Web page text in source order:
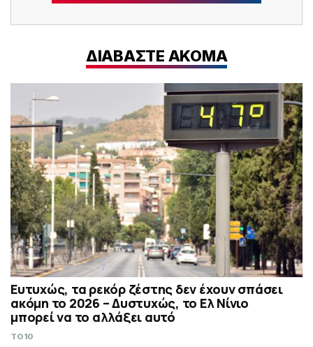
ΔΙΑΒΑΣΤΕ ΑΚΟΜΑ
Ευτυχώς, τα ρεκόρ ζέστης δεν έχουν σπάσει
ακόμη το 2026 – Δυστυχώς, το Ελ Νίνιο
μπορεί να το αλλάξει αυτό
TO10